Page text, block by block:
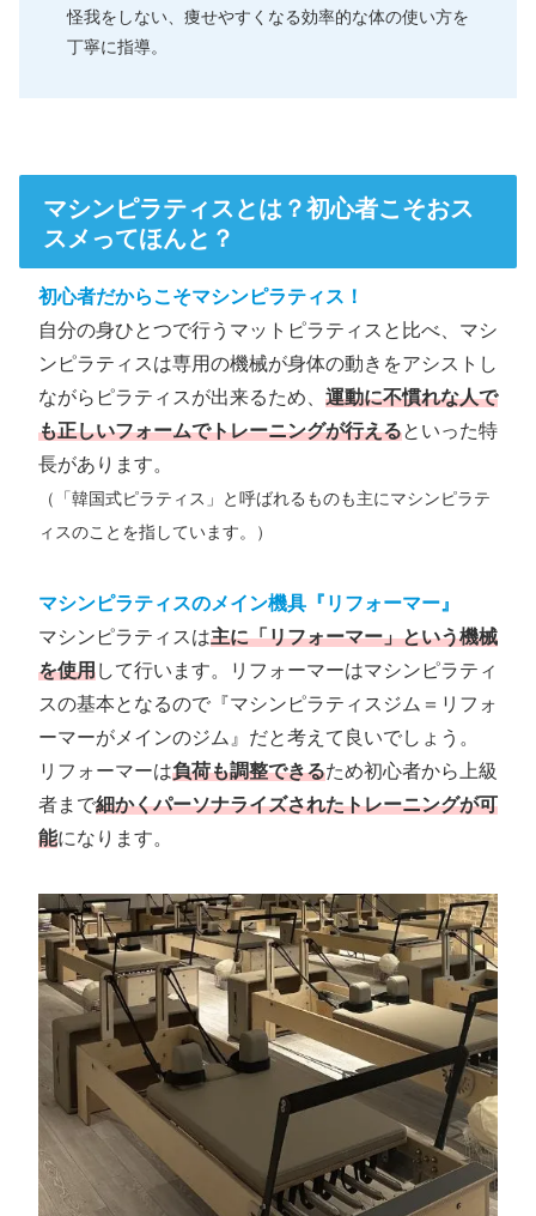
怪我をしない、痩せやすくなる効率的な体の使い方を
丁寧に指導。
マシンピラティスとは？初心者こそおス
スメってほんと？
初心者だからこそマシンピラティス！
自分の身ひとつで行うマットピラティスと比べ、マシ
ンピラティスは専用の機械が身体の動きをアシストし
ながらピラティスが出来るため、 運動に不慣れな人で
も正しいフォームでトレーニングが行えるといった特
長があります。
（「韓国式ピラティス」と呼ばれるものも主にマシンピラテ
ィスのことを指しています。）
マシンピラティスのメイン機具『リフォーマー』
マシンピラティスは主に「リフォーマー」という機械
を使用して行います。リフォーマーはマシンピラティ
スの基本となるので『マシンピラティスジム＝リフォ
ーマーがメインのジム』だと考えて良いでしょう。
リフォーマーは負荷も調整できるため初心者から上級
者まで細かくパーソナライズされたトレーニングが可
能になります。